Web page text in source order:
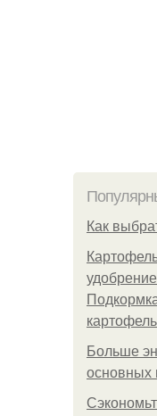
Как
Больше
основных